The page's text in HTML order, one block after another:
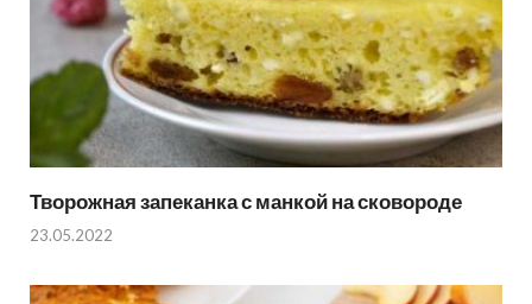
Творожная запеканка с манкой на сковороде
23.05.2022